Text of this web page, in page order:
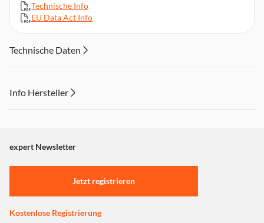
Technische Info
EU Data Act Info
Technische Daten
Info Hersteller
"Marketing".
Einstellungen anpassen
expert Newsletter
Jetzt registrieren
Kostenlose Registrierung